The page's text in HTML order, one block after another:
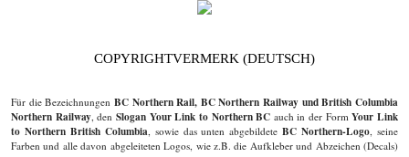
COPYRIGHTVERMERK (DEUTSCH)
Für die Bezeichnungen BC Northern Rail, BC Northern Railway und British Columbia
Northern Railway, den Slogan Your Link to Northern BC auch in der FormYour Link
to Northern British Columbia, sowie das unten abgebildeteBC Northern-Logo, seine
Farben und alle davon abgeleiteten Logos, wie z.B. die Aufkleber und Abzeichen (Decals)